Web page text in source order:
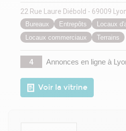
22 Rue Laure Diébold - 69009
Bureaux Entrepôts
Locaux
Locaux commerciaux
Terrains
4 Annonces en ligneà
Voir la vitrine